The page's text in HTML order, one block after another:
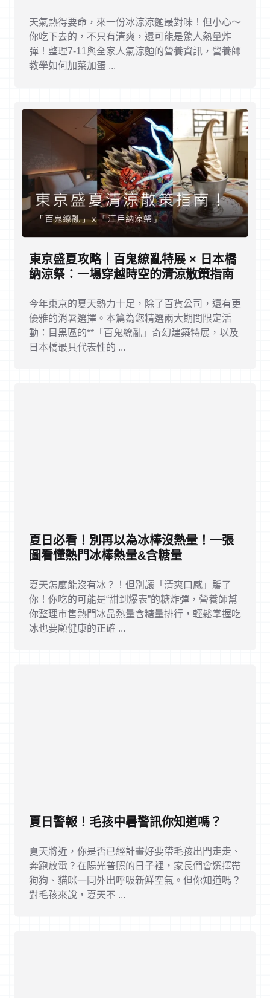
天氣熱得要命，來一份冰涼涼麵最對味！但小心～
你吃下去的，不只有清爽，還可能是驚人熱量炸
彈！整理7-11與全家人氣涼麵的營養資訊，營養師
教學如何加菜加蛋 ...
東京盛夏攻略｜百鬼繚亂特展 × 日本橋
納涼祭：一場穿越時空的清涼散策指南
今年東京的夏天熱力十足，除了百貨公司，還有更
優雅的消暑選擇。本篇為您精選兩大期間限定活
動：目黑區的**「百鬼繚亂」奇幻建築特展，以及
日本橋最具代表性的 ...
夏日必看！別再以為冰棒沒熱量！一張
圖看懂熱門冰棒熱量&含糖量
夏天怎麼能沒有冰？！但別讓「清爽口感」騙了
你！你吃的可能是“甜到爆表”的糖炸彈，營養師幫
你整理市售熱門冰品熱量含糖量排行，輕鬆掌握吃
冰也要顧健康的正確 ...
夏日警報！毛孩中暑警訊你知道嗎？
夏天將近，你是否已經計畫好要帶毛孩出門走走、
奔跑放電？在陽光普照的日子裡，家長們會選擇帶
狗狗、貓咪一同外出呼吸新鮮空氣。但你知道嗎？
對毛孩來說，夏天不 ...